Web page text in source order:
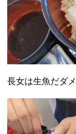
長女は生魚だダ